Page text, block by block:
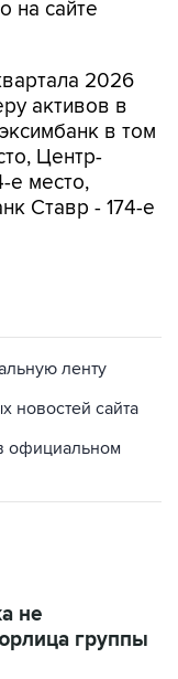
на сайте
2026
активов в
в том
Центр-
е место,
Ставр - 174-е
ленту
новостей сайта
официальном
не
группы